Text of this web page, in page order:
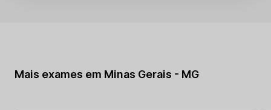
Mais exames em Minas Gerais - MG